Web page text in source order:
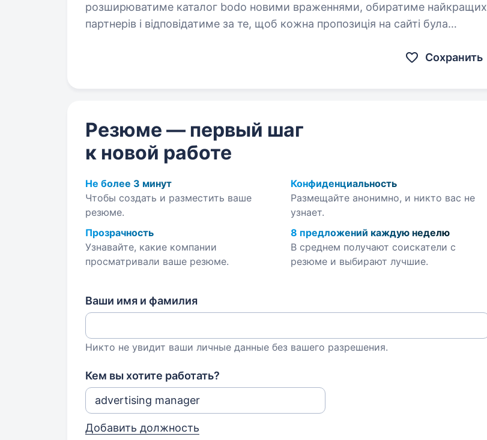
розширюватиме каталог bodo новими враженнями, обиратиме найкращих
партнерів і відповідатиме за те, щоб кожна пропозиція на сайті була
Сохранить
Резюме — первый шаг
к новой работе
Не более 3 минут
Чтобы создать и разместить ваше
резюме.
Конфиденциальность
Размещайте анонимно, и никто вас не
узнает.
Прозрачность
Узнавайте, какие компании
просматривали ваше резюме.
8 предложений каждую неделю
В среднем получают соискатели с
резюме и выбирают лучшие.
Ваши имя и фамилия
Никто не увидит ваши личные данные без вашего разрешения.
Кем вы хотите работать?
Добавить должность